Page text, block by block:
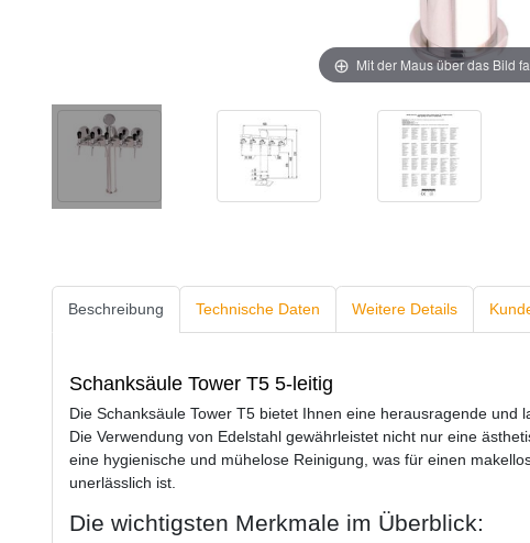
Mit der Maus über das Bild
Beschreibung Technische Daten Weitere Details
Schanksäule Tower T5 5-leitig
Die Schanksäule Tower T5 bietet Ihnen eine herausragende und
Die Verwendung von Edelstahl gewährleistet nicht nur eine
eine hygienische und mühelose Reinigung, was für einen
unerlässlich ist.
Die wichtigsten Merkmale im Überblick: